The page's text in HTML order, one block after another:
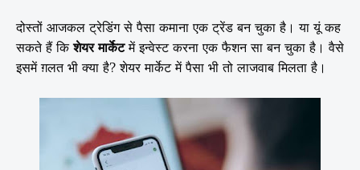
दोस्तों आजकल ट्रेडिंग से पैसा कमाना एक ट्रेंड बन चुका है। या यूं कह
सकते हैं किशेयर मार्केटमें इन्वेस्ट करना एक फैशन सा बन चुका है। वैसे
इसमें ग़लत भी क्या है? शेयर मार्केट में पैसा भी तो लाजवाब मिलता है।